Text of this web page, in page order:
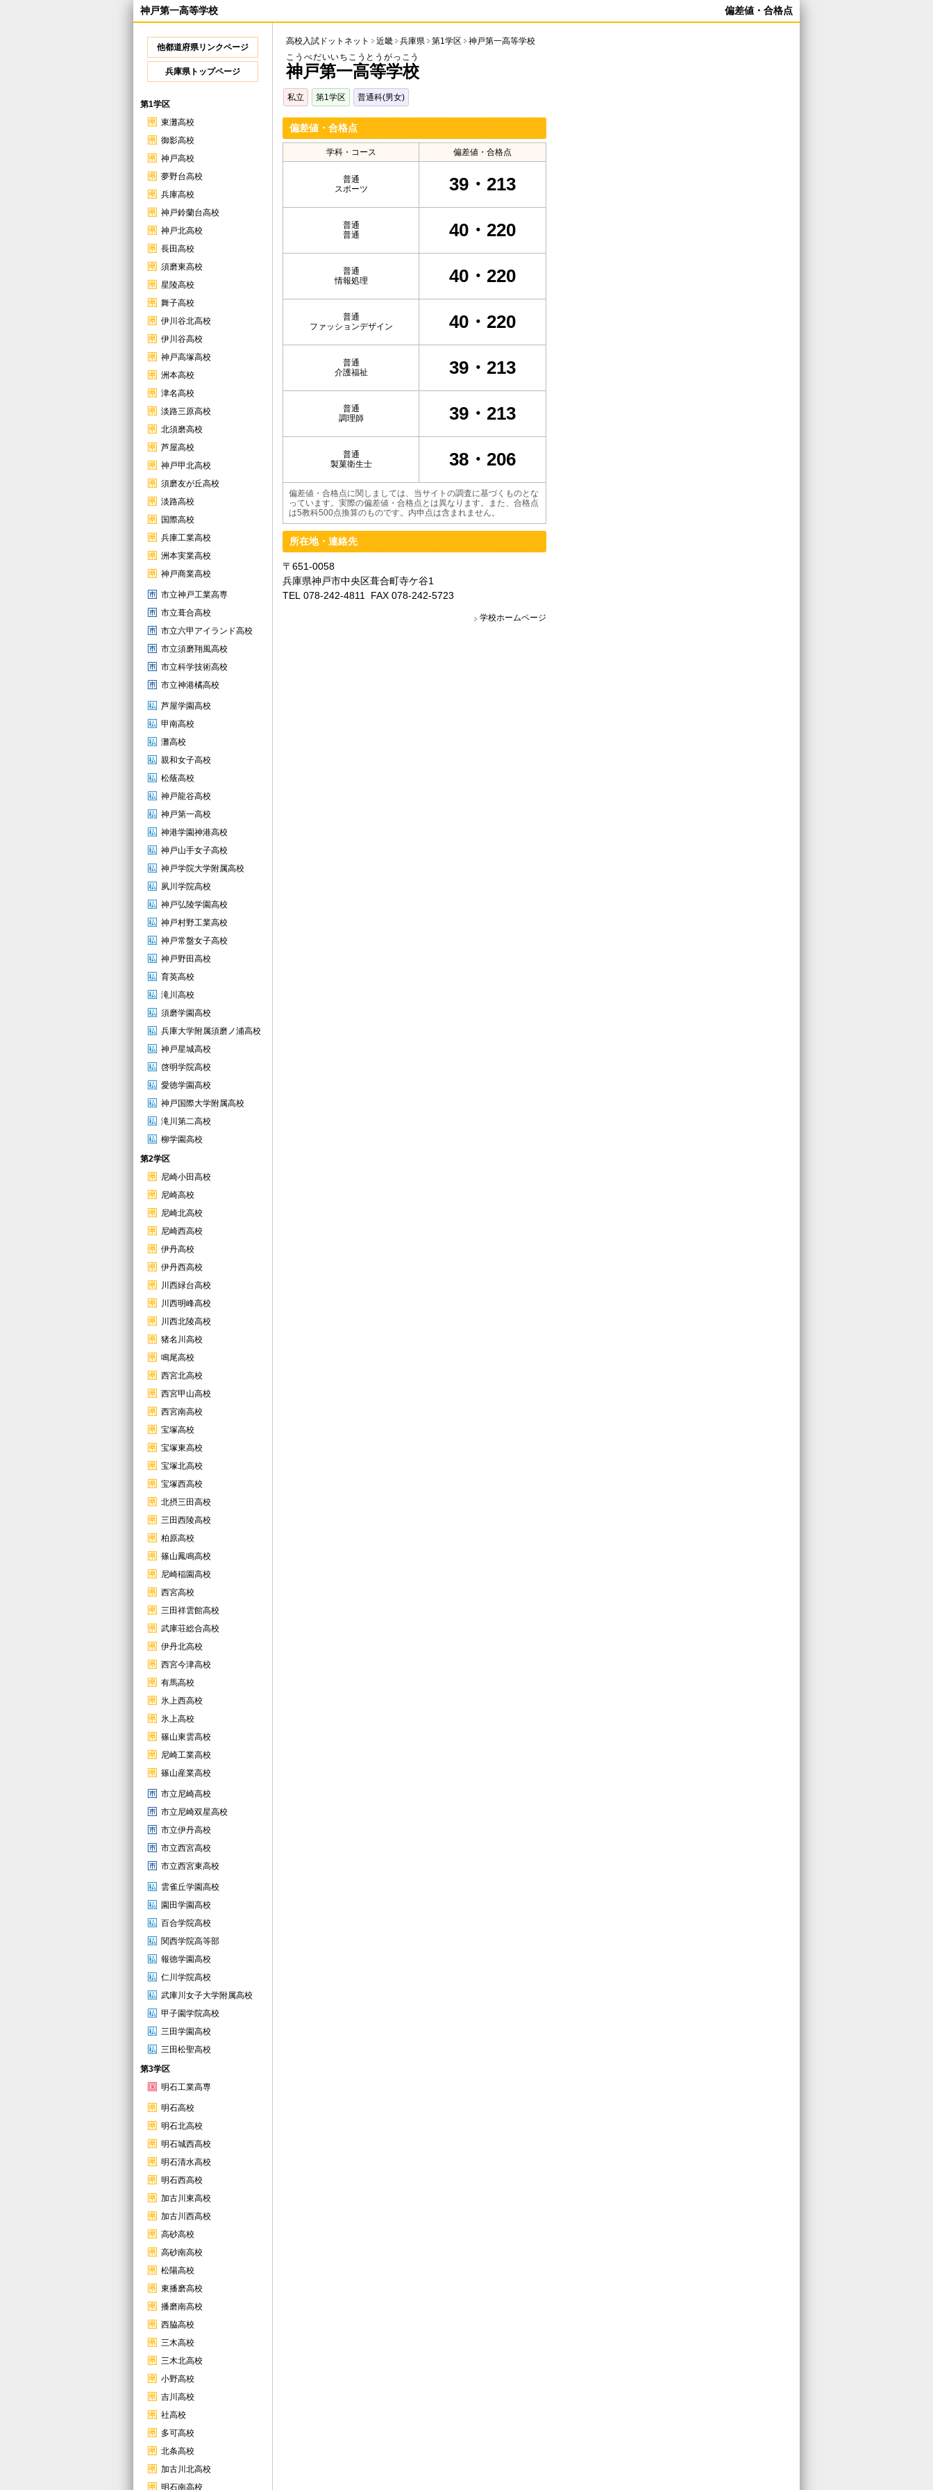
神戸第一高等学校 偏差値・合格点
高校入試ドットネット 近畿 兵庫県 第1学区 神戸第一高等学校
神戸第一高等学校
こうべだいいちこうとうがっこう
私立 第1学区 普通科(男女)
偏差値・合格点
学科・コース 偏差値・合格点
普通
スポーツ
39・213
普通
普通
40・220
普通
情報処理
40・220
普通
ファッションデザイン
40・220
普通
介護福祉
39・213
普通
調理師
39・213
普通
製菓衛生士
38・206
偏差値・合格点に関しましては、当サイトの調査に基づくものとな
っています。実際の偏差値・合格点とは異なります。また、合格点
は5教科500点換算のものです。内申点は含まれません。
所在地・連絡先
〒651-0058
兵庫県神戸市中央区葺合町寺ケ谷1
TEL 078-242-4811 FAX 078-242-5723
学校ホームページ
他都道府県リンクページ
兵庫県トップページ
第1学区
東灘高校
御影高校
神戸高校
夢野台高校
兵庫高校
神戸鈴蘭台高校
神戸北高校
長田高校
須磨東高校
星陵高校
舞子高校
伊川谷北高校
伊川谷高校
神戸高塚高校
洲本高校
津名高校
淡路三原高校
北須磨高校
芦屋高校
神戸甲北高校
須磨友が丘高校
淡路高校
国際高校
兵庫工業高校
洲本実業高校
神戸商業高校
市立神戸工業高専
市立葺合高校
市立六甲アイランド高校
市立須磨翔風高校
市立科学技術高校
市立神港橘高校
芦屋学園高校
甲南高校
灘高校
親和女子高校
松蔭高校
神戸龍谷高校
神戸第一高校
神港学園神港高校
神戸山手女子高校
神戸学院大学附属高校
夙川学院高校
神戸弘陵学園高校
神戸村野工業高校
神戸常盤女子高校
神戸野田高校
育英高校
滝川高校
須磨学園高校
兵庫大学附属須磨ノ浦高校
神戸星城高校
啓明学院高校
愛徳学園高校
神戸国際大学附属高校
滝川第二高校
柳学園高校
第2学区
尼崎小田高校
尼崎高校
尼崎北高校
尼崎西高校
伊丹高校
伊丹西高校
川西緑台高校
川西明峰高校
川西北陵高校
猪名川高校
鳴尾高校
西宮北高校
西宮甲山高校
西宮南高校
宝塚高校
宝塚東高校
宝塚北高校
宝塚西高校
北摂三田高校
三田西陵高校
柏原高校
篠山鳳鳴高校
尼崎稲園高校
西宮高校
三田祥雲館高校
武庫荘総合高校
伊丹北高校
西宮今津高校
有馬高校
氷上西高校
氷上高校
篠山東雲高校
尼崎工業高校
篠山産業高校
市立尼崎高校
市立尼崎双星高校
市立伊丹高校
市立西宮高校
市立西宮東高校
雲雀丘学園高校
園田学園高校
百合学院高校
関西学院高等部
報徳学園高校
仁川学院高校
武庫川女子大学附属高校
甲子園学院高校
三田学園高校
三田松聖高校
第3学区
明石工業高専
明石高校
明石北高校
明石城西高校
明石清水高校
明石西高校
加古川東高校
加古川西高校
高砂高校
高砂南高校
松陽高校
東播磨高校
播磨南高校
西脇高校
三木高校
三木北高校
小野高校
吉川高校
社高校
多可高校
北条高校
加古川北高校
明石南高校